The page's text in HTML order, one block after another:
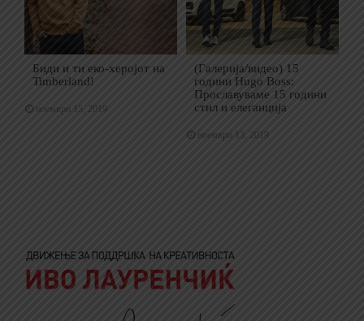
Биди и ти еко-херојот на
Timberland!
ноември 15, 2019
(Галерија/видео) 15
години Hugo Boss:
Прославуваме 15 години
стил и елеганција
ноември 13, 2019